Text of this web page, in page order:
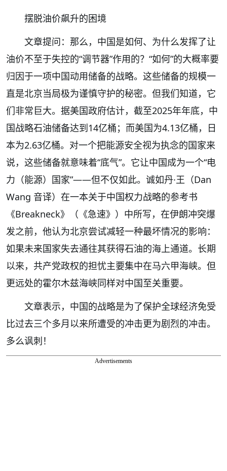
摆脱油价飙升的困境
文章提问：那么，中国是如何、为什么发挥了让
油价不至于失控的“调节器”作用的？“如何”的大概率要
归因于一项中国动用储备的战略。这些储备的规模一
直是北京当局极为谨慎守护的秘密。但我们知道，它
们非常巨大。据美国政府估计，截至2025年年底，中
国战略石油储备达到14亿桶；而美国为4.13亿桶，日
本为2.63亿桶。对一个把能源安全视为执念的国家来
说，这些储备就意味着“底气”。它让中国成为一个“电
力（能源）国家”——但不仅如此。诚如丹·王（Dan
Wang 音译）在一本关于中国权力战略的参考书
《Breakneck》（《急速》）中所写，在伊朗冲突爆
发之前，他认为北京尝试减轻一种最坏情况的影响：
如果未来国家失去通往其获得石油的海上通道。长期
以来，共产党政权的担忧主要集中在马六甲海峡。但
更远处的霍尔木兹海峡同样对中国至关重要。
文章表示，中国的战略是为了保护全球经济免受
比过去三个多月以来所遭受的冲击更为剧烈的冲击。
多么讽刺！
Advertisements